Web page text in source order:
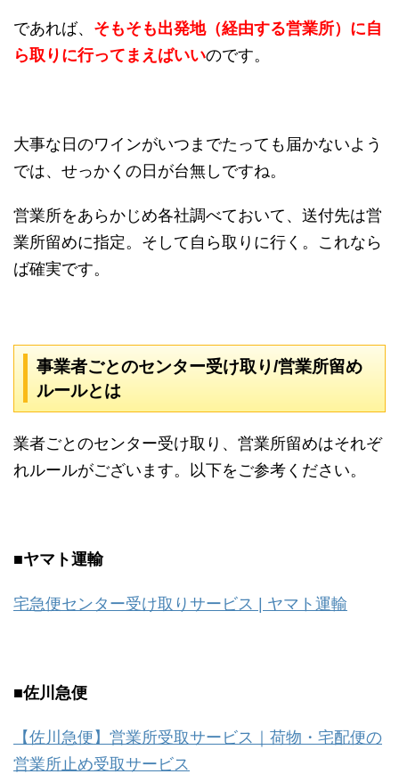
であれば、 そもそも出発地（経由する営業所）に自
ら取りに行ってまえばいいのです。
大事な日のワインがいつまでたっても届かないよう
では、せっかくの日が台無しですね。
営業所をあらかじめ各社調べておいて、送付先は営
業所留めに指定。そして自ら取りに行く。これなら
ば確実です。
事業者ごとのセンター受け取り/営業所留め
ルールとは
業者ごとのセンター受け取り、営業所留めはそれぞ
れルールがございます。以下をご参考ください。
■ヤマト運輸
宅急便センター受け取りサービス | ヤマト運輸
■佐川急便
【佐川急便】営業所受取サービス｜荷物・宅配便の
営業所止め受取サービス